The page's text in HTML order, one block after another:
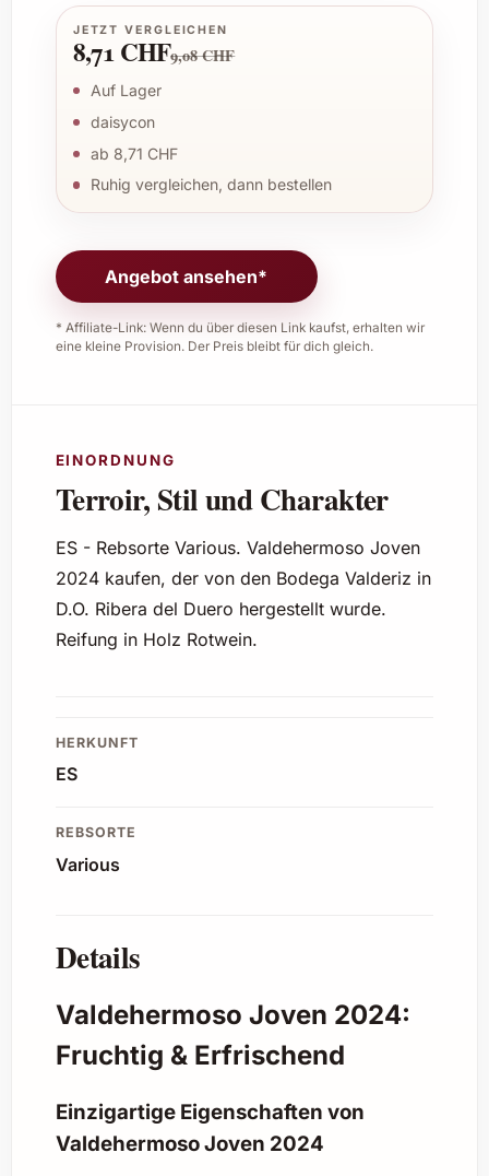
JETZT VERGLEICHEN
8,71 CHF9,08 CHF
Auf Lager
daisycon
ab 8,71 CHF
Ruhig vergleichen, dann bestellen
Angebot ansehen*
* Affiliate-Link: Wenn du über diesen Link kaufst, erhalten wir
eine kleine Provision. Der Preis bleibt für dich gleich.
EINORDNUNG
Terroir, Stil und Charakter
ES - Rebsorte Various. Valdehermoso Joven
2024 kaufen, der von den Bodega Valderiz in
D.O. Ribera del Duero hergestellt wurde.
Reifung in Holz Rotwein.
HERKUNFT
ES
REBSORTE
Various
Details
Valdehermoso Joven 2024:
Fruchtig & Erfrischend
Einzigartige Eigenschaften von
Valdehermoso Joven 2024